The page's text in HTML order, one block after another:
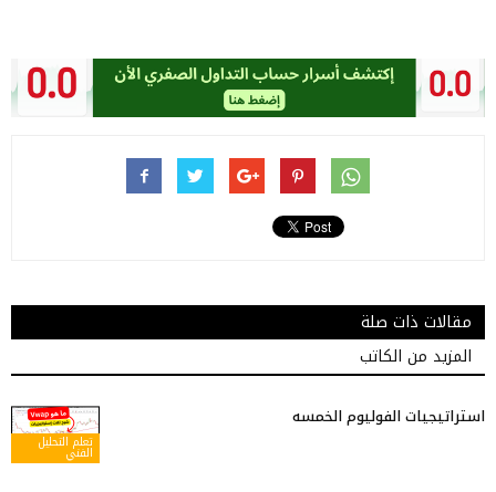
مقالات ذات صلة
المزيد من الكاتب
تعلم التحليل
الفني
استراتيجيات الفوليوم الخمسه